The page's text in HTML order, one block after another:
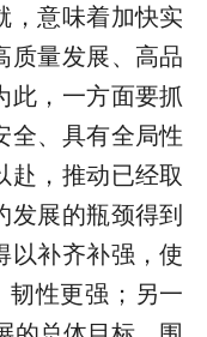
，意味着加快实
质量发展、高品
此，一方面要抓
全、具有全局性
赴，推动已经取
展的瓶颈得到
以补齐补强，使
韧性更强；另一